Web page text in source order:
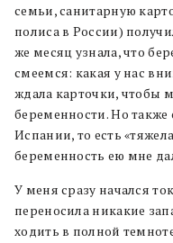
семьи, санитарную
полиса в России)
же месяц узнала, что
смеемся: какая у нас
ждала карточки, чтобы
беременности. Но также
Испании, то есть
беременность ею мне
У меня сразу начался
переносила никакие
ходить в полной